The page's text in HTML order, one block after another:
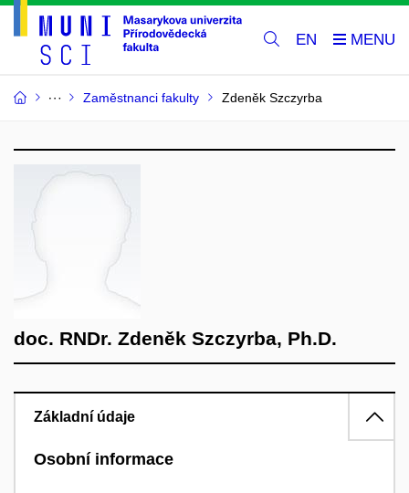
EN
Zaměstnanci fakulty Zdeněk Szczyrba
doc. RNDr. Zdeněk Szczyrba, Ph.D.
Základní údaje
Osobní informace